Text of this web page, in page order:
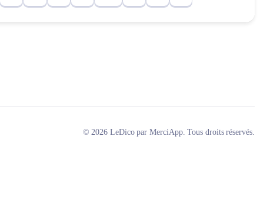
© 2026 LeDico par MerciApp. Tous droits réservés.